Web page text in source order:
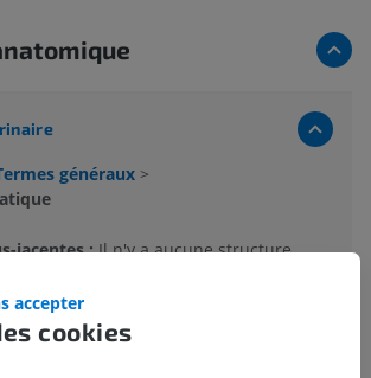
généraux >
jacentes :Il n'y a aucune structure
cookies
accepter